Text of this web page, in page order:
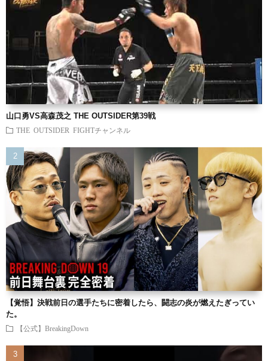
山口勇VS高森茂之 THE OUTSIDER第39戦
THE OUTSIDER FIGHTチャンネル
【覚悟】決戦前日の選手たちに密着したら、闘志の炎が燃えたぎってい
た。
【公式】BreakingDown